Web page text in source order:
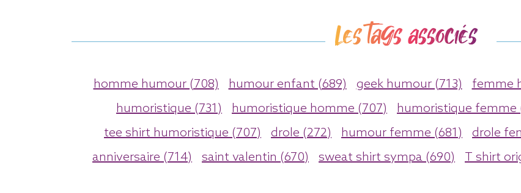
Les tags associés
homme humour (708) humour enfant (689) geek humour (713) femme
humoristique (731)
humoristique homme (707) humoristique femme
tee shirt humoristique (707)
drole (272) humour femme (681) drole
anniversaire (714)
saint valentin (670) sweat shirt sympa (690) T shirt